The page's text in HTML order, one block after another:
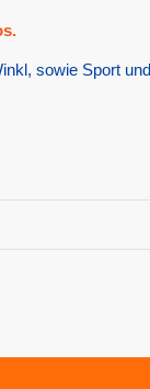
sowie Sport